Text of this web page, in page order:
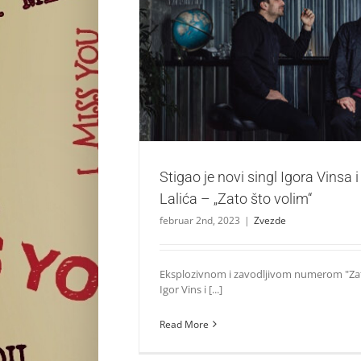
Stigao je novi singl Igora Vinsa i Baneta
volim“
Zvezde
Stigao je novi singl Igora Vinsa
Lalića – „Zato što volim“
februar 2nd, 2023 | Zvezde
Eksplozivnom i zavodljivom numerom
Igor Vins i [...]
Read More